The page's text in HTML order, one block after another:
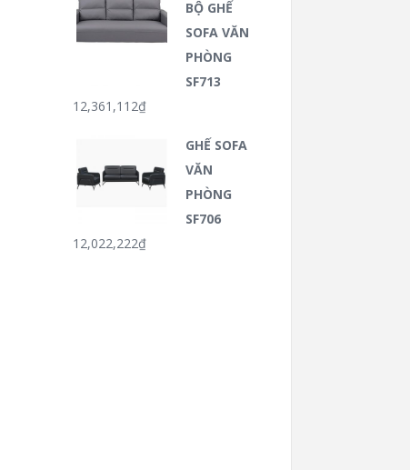
BỘ GHẾ
SOFA VĂN
PHÒNG
SF713
12,361,112₫
GHẾ SOFA
VĂN
PHÒNG
SF706
12,022,222₫